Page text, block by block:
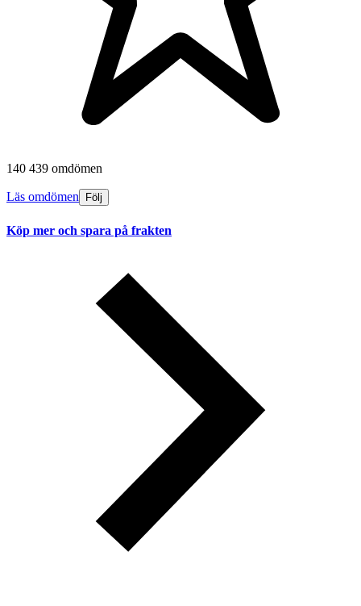
140 439 omdömen
Läs omdömen Följ
Köp mer och spara på frakten